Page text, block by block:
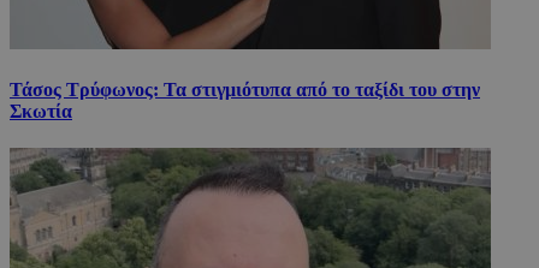
Τάσος Τρύφωνος: Τα στιγμιότυπα από το ταξίδι του στην
Σκωτία